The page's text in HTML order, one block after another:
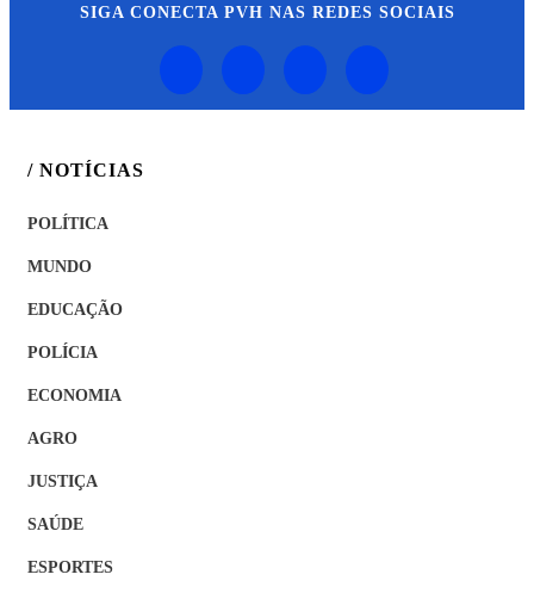
SIGA CONECTA PVH NAS REDES SOCIAIS
/ NOTÍCIAS
POLÍTICA
MUNDO
EDUCAÇÃO
POLÍCIA
ECONOMIA
AGRO
JUSTIÇA
SAÚDE
ESPORTES